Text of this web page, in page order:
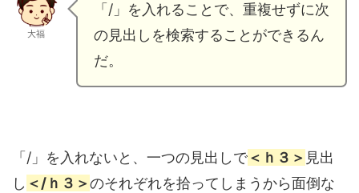
大福
「/」を入れることで、重複せずに次
の見出しを検索することができるん
だ。
「/」を入れないと、一つの見出しで＜ｈ３＞ 見出
し ＜/ｈ３＞のそれぞれを拾ってしまうから面倒な